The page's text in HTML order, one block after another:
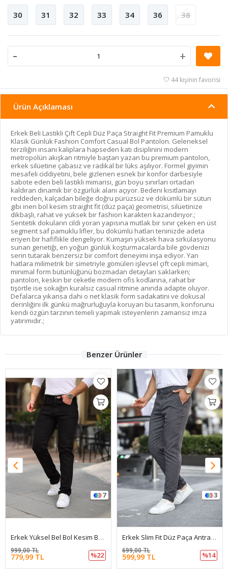
30 31 32 33 34 36 38
- +
44 kişinin favorisi
Ürün Açıklaması
Erkek Beli Lastikli Çift Cepli Düz Paça Straight Fit Premium Pamuklu
Klasik Günlük Fashion Comfort Casual Bol Pantolon. Geleneksel
terziliğin insanı kalıplara hapseden katı disiplinini modern
metropolün akışkan ritmiyle baştan yazan bu premium pantolon,
erkek silüetine çabasız ve radikal bir lüks aşılıyor. Formel giyimin
mesafeli ciddiyetini, bele gizlenen esnek bir konfor darbesiyle
sabote eden beli lastikli mimarisi, gün boyu sınırları ortadan
kaldıran dinamik bir özgürlük alanı açıyor. Bedeni kısıtlamayı
reddeden, kalçadan bileğe doğru pürüzsüz ve dökümlü bir sütun
gibi inen bol kesim straight fit (düz paça) geometrisi, silüetinize
dikbaşlı, rahat ve yüksek bir fashion karakteri kazandırıyor.;
Sentetik dokuların cildi yoran yapısına mutlak bir sınır çeken en üst
segment saf pamuklu lifler, bu dökümlü hatları teninizde adeta
eriyen bir hafiflikle dengeliyor. Kumaşın yüksek hava sirkülasyonu
sunan genetiği, en yoğun günlük koşturmacalarda bile gövdenizi
serin tutarak benzersiz bir comfort deneyimi inşa ediyor. Yan
hatlara milimetrik bir simetriyle gömülen işlevsel çift cepli mimari,
minimal form bütünlüğünü bozmadan detayları saklarken;
pantolon, keskin bir ceketle modern ofis kodlarına, rahat bir
tişörtle ise sokağın kuralsız casual ritmine anında adapte oluyor.
Defalarca yıkansa dahi o net klasik form sadakatini ve dokusal
derinliğini ilk günkü mağrurluğuyla koruyan bu tasarım, konforunu
kendi özgün tarzının temeli yapmak isteyenlerin zamansız imza
yatırımıdır.;
Benzer Ürünler
7
Erkek Yüksel Bel Bol Kesim Boru Paça Kot Pantolon Regular Fit Jean
779,99 TL
999,00 TL
%22
3
Erkek Slim Fit Düz Paça Antrasit Çizgili Pantolon
599,99 TL
699,00 TL
%14